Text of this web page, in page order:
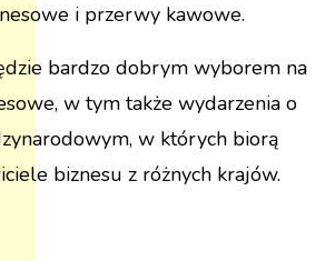
i przerwy kawowe.
bardzo dobrym wyborem na
w tym także wydarzenia o
w których biorą
biznesu z różnych krajów.